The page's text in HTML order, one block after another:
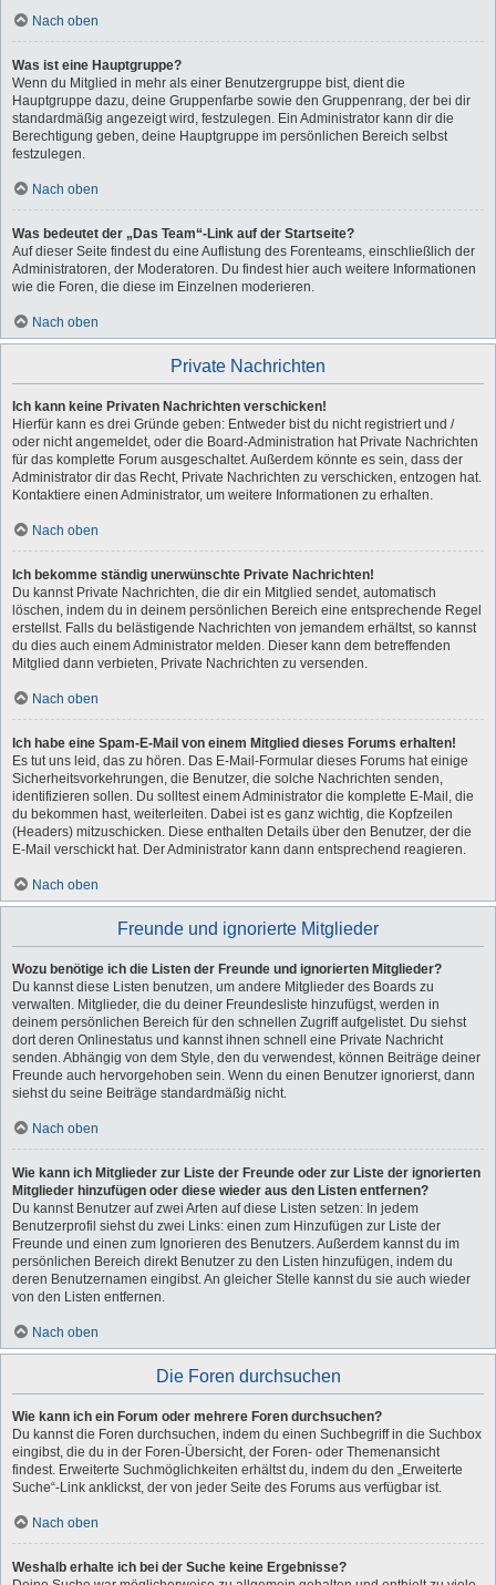
Nach oben
Was ist eine Hauptgruppe?
Wenn du Mitglied in mehr als einer Benutzergruppe bist, dient die
Hauptgruppe dazu, deine Gruppenfarbe sowie den Gruppenrang, der bei dir
standardmäßig angezeigt wird, festzulegen. Ein Administrator kann dir die
Berechtigung geben, deine Hauptgruppe im persönlichen Bereich selbst
festzulegen.
Nach oben
Was bedeutet der „Das Team“-Link auf der Startseite?
Auf dieser Seite findest du eine Auflistung des Forenteams, einschließlich der
Administratoren, der Moderatoren. Du findest hier auch weitere Informationen
wie die Foren, die diese im Einzelnen moderieren.
Nach oben
Private Nachrichten
Ich kann keine Privaten Nachrichten verschicken!
Hierfür kann es drei Gründe geben: Entweder bist du nicht registriert und /
oder nicht angemeldet, oder die Board-Administration hat Private Nachrichten
für das komplette Forum ausgeschaltet. Außerdem könnte es sein, dass der
Administrator dir das Recht, Private Nachrichten zu verschicken, entzogen hat.
Kontaktiere einen Administrator, um weitere Informationen zu erhalten.
Nach oben
Ich bekomme ständig unerwünschte Private Nachrichten!
Du kannst Private Nachrichten, die dir ein Mitglied sendet, automatisch
löschen, indem du in deinem persönlichen Bereich eine entsprechende Regel
erstellst. Falls du belästigende Nachrichten von jemandem erhältst, so kannst
du dies auch einem Administrator melden. Dieser kann dem betreffenden
Mitglied dann verbieten, Private Nachrichten zu versenden.
Nach oben
Ich habe eine Spam-E-Mail von einem Mitglied dieses Forums erhalten!
Es tut uns leid, das zu hören. Das E-Mail-Formular dieses Forums hat einige
Sicherheitsvorkehrungen, die Benutzer, die solche Nachrichten senden,
identifizieren sollen. Du solltest einem Administrator die komplette E-Mail, die
du bekommen hast, weiterleiten. Dabei ist es ganz wichtig, die Kopfzeilen
(Headers) mitzuschicken. Diese enthalten Details über den Benutzer, der die
E-Mail verschickt hat. Der Administrator kann dann entsprechend reagieren.
Nach oben
Freunde und ignorierte Mitglieder
Wozu benötige ich die Listen der Freunde und ignorierten Mitglieder?
Du kannst diese Listen benutzen, um andere Mitglieder des Boards zu
verwalten. Mitglieder, die du deiner Freundesliste hinzufügst, werden in
deinem persönlichen Bereich für den schnellen Zugriff aufgelistet. Du siehst
dort deren Onlinestatus und kannst ihnen schnell eine Private Nachricht
senden. Abhängig von dem Style, den du verwendest, können Beiträge deiner
Freunde auch hervorgehoben sein. Wenn du einen Benutzer ignorierst, dann
siehst du seine Beiträge standardmäßig nicht.
Nach oben
Wie kann ich Mitglieder zur Liste der Freunde oder zur Liste der ignorierten
Mitglieder hinzufügen oder diese wieder aus den Listen entfernen?
Du kannst Benutzer auf zwei Arten auf diese Listen setzen: In jedem
Benutzerprofil siehst du zwei Links: einen zum Hinzufügen zur Liste der
Freunde und einen zum Ignorieren des Benutzers. Außerdem kannst du im
persönlichen Bereich direkt Benutzer zu den Listen hinzufügen, indem du
deren Benutzernamen eingibst. An gleicher Stelle kannst du sie auch wieder
von den Listen entfernen.
Nach oben
Die Foren durchsuchen
Wie kann ich ein Forum oder mehrere Foren durchsuchen?
Du kannst die Foren durchsuchen, indem du einen Suchbegriff in die Suchbox
eingibst, die du in der Foren-Übersicht, der Foren- oder Themenansicht
findest. Erweiterte Suchmöglichkeiten erhältst du, indem du den „Erweiterte
Suche“-Link anklickst, der von jeder Seite des Forums aus verfügbar ist.
Nach oben
Weshalb erhalte ich bei der Suche keine Ergebnisse?